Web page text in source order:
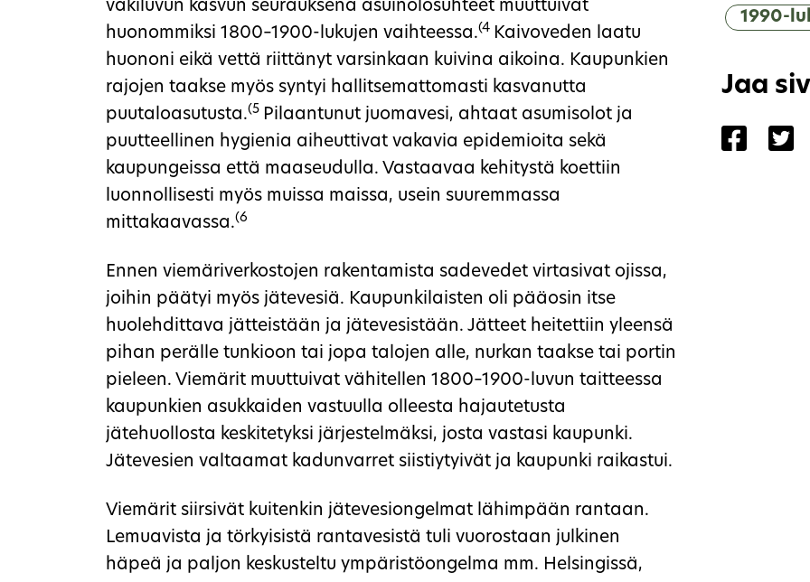
väkiluvun kasvun seurauksena asuinolosuhteet muuttuivat
huonommiksi 1800–1900-lukujen vaihteessa.(4 Kaivoveden laatu
huononi eikä vettä riittänyt varsinkaan kuivina aikoina. Kaupunkien
rajojen taakse myös syntyi hallitsemattomasti kasvanutta
puutaloasutusta.(5 Pilaantunut juomavesi, ahtaat asumisolot ja
puutteellinen hygienia aiheuttivat vakavia epidemioita sekä
kaupungeissa että maaseudulla. Vastaavaa kehitystä koettiin
luonnollisesti myös muissa maissa, usein suuremmassa
mittakaavassa.(6
Ennen viemäriverkostojen rakentamista sadevedet virtasivat ojissa,
joihin päätyi myös jätevesiä. Kaupunkilaisten oli pääosin itse
huolehdittava jätteistään ja jätevesistään. Jätteet heitettiin yleensä
pihan perälle tunkioon tai jopa talojen alle, nurkan taakse tai portin
pieleen. Viemärit muuttuivat vähitellen 1800–1900-luvun taitteessa
kaupunkien asukkaiden vastuulla olleesta hajautetusta
jätehuollosta keskitetyksi järjestelmäksi, josta vastasi kaupunki.
Jätevesien valtaamat kadunvarret siistiytyivät ja kaupunki raikastui.
Viemärit siirsivät kuitenkin jätevesiongelmat lähimpään rantaan.
Lemuavista ja törkyisistä rantavesistä tuli vuorostaan julkinen
häpeä ja paljon keskusteltu ympäristöongelma mm. Helsingissä,
1990-
Jaa
Jaa